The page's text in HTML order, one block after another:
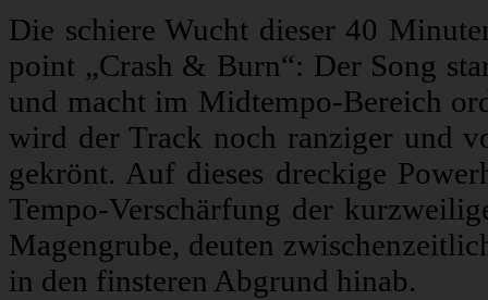
Die schiere Wucht dieser 40
point „Crash & Burn“: Der Song
und macht im Midtempo-Bereich
wird der Track noch ranziger und
gekrönt. Auf dieses dreckige
Tempo-Verschärfung der
Magengrube, deuten
in den finsteren Abgrund hinab.